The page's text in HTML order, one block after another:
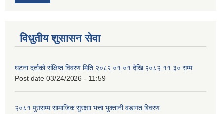
विधुतीय शुसासन सेवा
घटना दर्ताको संक्षिप्त विवरण मिति २०८२.०१.०१ देखि २०८२.११.३० सम्म
Post date 03/24/2026 - 11:59
२०८१ पुससम्म सामाजिक सुरक्षाा भत्ता भुक्तानी वडागत विवरण